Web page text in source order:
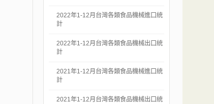
2022年1-12月台灣各類食品機械進口統
計
2022年1-12月台灣各類食品機械出口統
計
2021年1-12月台灣各類食品機械進口統
計
2021年1-12月台灣各類食品機械出口統